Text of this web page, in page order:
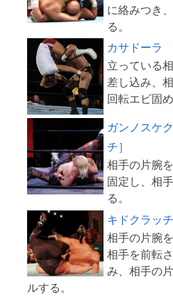
に絡みつき
カサドーラ
立っている
差し込み、
ガンノスケ
チ］
相手の片腕
固定し、相
キドクラッチ
相手の片腕
相手を前転
み、相手の